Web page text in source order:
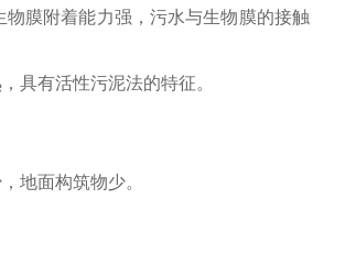
膜附着能力强，污水与生物膜的接触
具有活性污泥法的特征。
地面构筑物少。